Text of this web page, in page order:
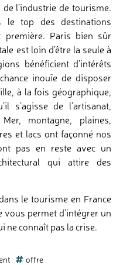
l’industrie de tourisme.
le top des destinations
Paris bien sûr
est loin d’être la seule à
bénéficient d’intérêts
inouïe de disposer
à la fois géographique,
s’agisse de l’artisanat,
montagne, plaines,
et lacs ont façonné nos
pas en reste avec un
qui attire des
le tourisme en France
vous permet d’intégrer un
ne connaît pas la crise.
offre